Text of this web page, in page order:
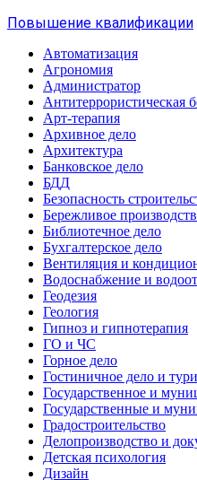
Повышение квалификации
Автоматизация
Агрономия
Администратор
Антитеррористическая
Арт-терапия
Архивное дело
Архитектура
Банковское дело
БДД
Безопасность
Бережливое
Библиотечное дело
Бухгалтерское дело
Вентиляция и
Водоснабжение и
Геодезия
Геология
Гипноз и гипнотерапия
ГО и ЧС
Горное дело
Гостиничное дело и
Государственное и
Государственные и
Градостроительство
Делопроизводство и
Детская психология
Дизайн